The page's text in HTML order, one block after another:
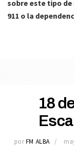
sobre este tipo de
911 o la
18
por FM ALBA